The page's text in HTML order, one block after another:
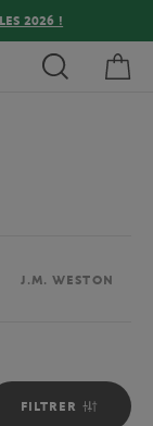
2026 !
J.M. WESTON
FILTRER